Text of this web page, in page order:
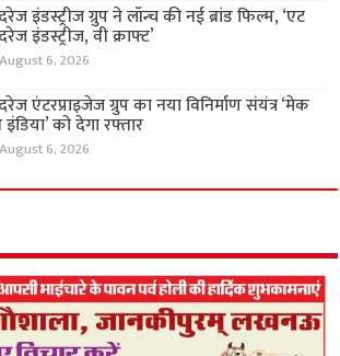
इंडस्ट्रीज ग्रुप ने लॉन्च की नई ब्रांड फिल्म, ‘एट
इंडस्ट्रीज, वी क्राफ्ट’
August 6, 2026
एंटरप्राइजेज ग्रुप का नया विनिर्माण संयंत्र ‘मेक
को देगा रफ्तार
August 6, 2026